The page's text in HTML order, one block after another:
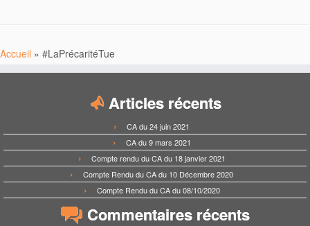
Accueil » #LaPrécaritéTue
Articles récents
CA du 24 juin 2021
CA du 9 mars 2021
Compte rendu du CA du 18 janvier 2021
Compte Rendu du CA du 10 Décembre 2020
Compte Rendu du CA du 08/10/2020
Commentaires récents